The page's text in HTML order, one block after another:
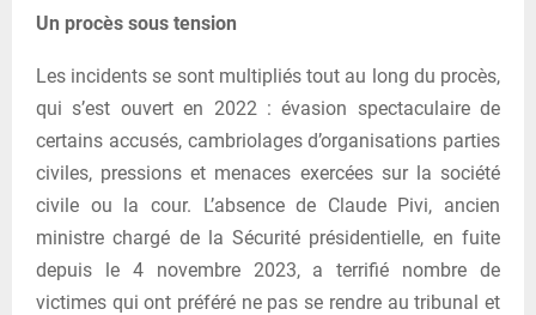
Un procès sous tension
Les incidents se sont multipliés tout au long du procès,
qui s’est ouvert en 2022 : évasion spectaculaire de
certains accusés, cambriolages d’organisations parties
civiles, pressions et menaces exercées sur la société
civile ou la cour. L’absence de Claude Pivi, ancien
ministre chargé de la Sécurité présidentielle, en fuite
depuis le 4 novembre 2023, a terrifié nombre de
victimes qui ont préféré ne pas se rendre au tribunal et